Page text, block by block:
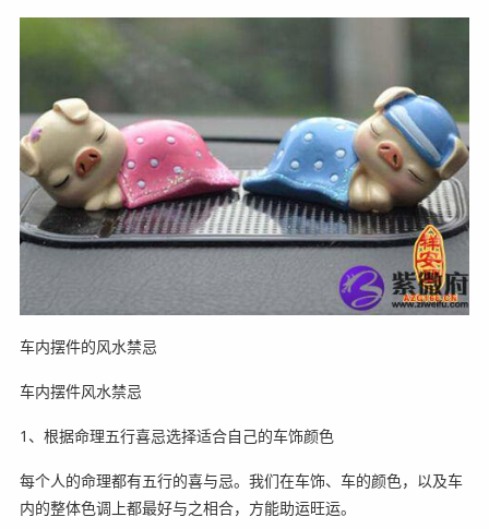
车内摆件的风水禁忌
车内摆件风水禁忌
1、根据命理五行喜忌选择适合自己的车饰颜色
每个人的命理都有五行的喜与忌。我们在车饰、车的颜色，以及车
内的整体色调上都最好与之相合，方能助运旺运。